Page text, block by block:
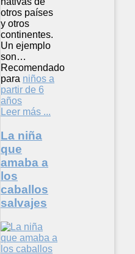
otros países
y otros
continentes.
Un ejemplo
son…
Recomendado
para niños a
partir de 6
años
Leer más ...
La niña
que
amaba a
los
caballos
salvajes